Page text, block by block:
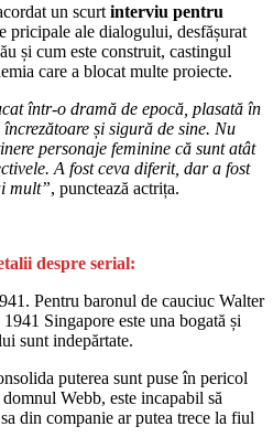
un scurt interviu pentru
pricipale ale dialogului, desfășurat
și cum este construit, castingul
care a blocat multe proiecte.
într-o dramă de epocă, plasată în
și sigură de sine. Nu
personaje feminine că sunt atât
A fost ceva diferit, dar a fost
mult”, punctează actrița.
despre serial:
Pentru baronul de cauciuc Walter
Singapore este una bogată și
sunt indepărtate.
puterea sunt puse în pericol
Webb, este incapabil să
din companie ar putea trece la fiul